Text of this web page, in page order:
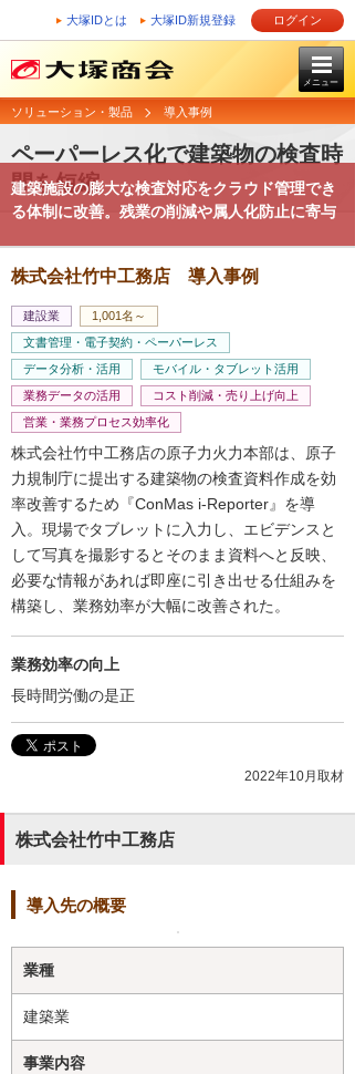
大塚IDとは 大塚ID新規登録 ログイン
メニュー
ソリューション・製品 導入事例
ペーパーレス化で建築物の検査時
間を短縮
建築施設の膨大な検査対応をクラウド管理でき
る体制に改善。残業の削減や属人化防止に寄与
株式会社竹中工務店 導入事例
建設業
1,001名～
文書管理・電子契約・ペーパーレス
データ分析・活用
モバイル・タブレット活用
業務データの活用
コスト削減・売り上げ向上
営業・業務プロセス効率化
株式会社竹中工務店の原子力火力本部は、原子
力規制庁に提出する建築物の検査資料作成を効
率改善するため『ConMas i-Reporter』を導
入。現場でタブレットに入力し、エビデンスと
して写真を撮影するとそのまま資料へと反映、
必要な情報があれば即座に引き出せる仕組みを
構築し、業務効率が大幅に改善された。
業務効率の向上
長時間労働の是正
2022年10月取材
株式会社竹中工務店
導入先の概要
業種
建築業
事業内容